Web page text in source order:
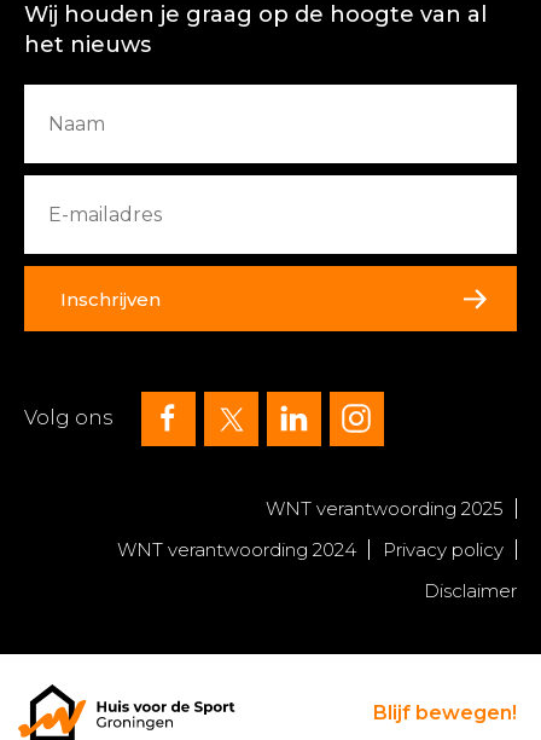
Wij houden je graag op de hoogte van al
het nieuws
Inschrijven
Volg ons
WNT verantwoording 2025
WNT verantwoording 2024
Privacy policy
Disclaimer
Blijf bewegen!